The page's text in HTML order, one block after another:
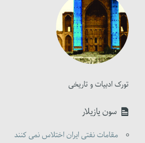
تورک ادبیات و تاریخی
سون یازیلار
مقامات نفتی ایران اختلاس نمی کنند